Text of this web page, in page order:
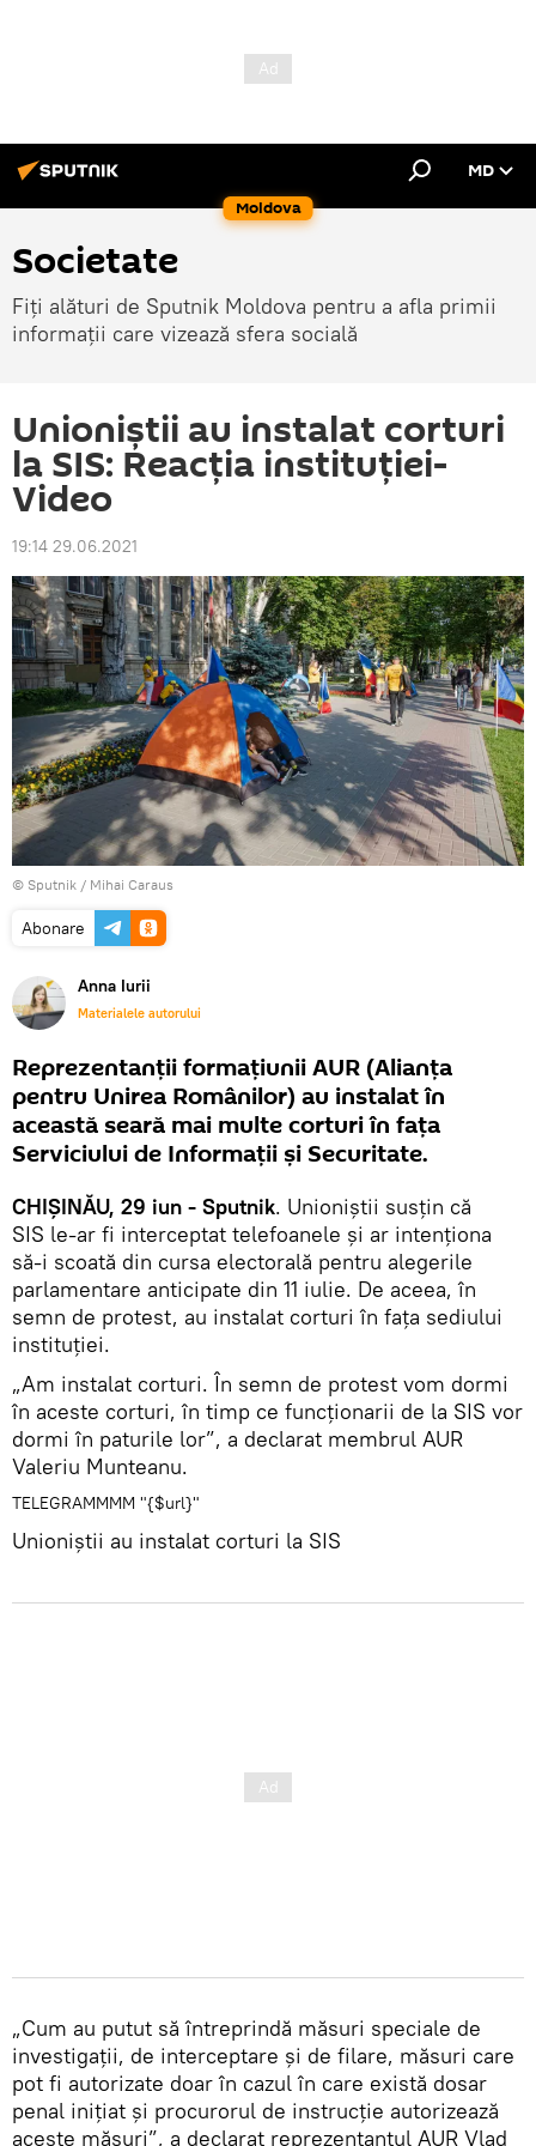
Moldova
MD
Societate
Fiți alături de Sputnik Moldova pentru a afla primii
informații care vizează sfera socială
Unioniștii au instalat corturi
la SIS: Reacția instituției-
Video
19:14 29.06.2021
© Sputnik / Mihai Caraus
Abonare
Anna Iurii
Materialele autorului
Reprezentanții formațiunii AUR (Alianța
pentru Unirea Românilor) au instalat în
această seară mai multe corturi în fața
Serviciului de Informații și Securitate.
CHIȘINĂU, 29 iun - Sputnik. Unioniștii susțin că
SIS le-ar fi interceptat telefoanele și ar intenționa
să-i scoată din cursa electorală pentru alegerile
parlamentare anticipate din 11 iulie. De aceea, în
semn de protest, au instalat corturi în fața sediului
instituției.
„Am instalat corturi. În semn de protest vom dormi
în aceste corturi, în timp ce funcționarii de la SIS vor
dormi în paturile lor”, a declarat membrul AUR
Valeriu Munteanu.
TELEGRAMMMM "{$url}"
Unioniștii au instalat corturi la SIS
„Cum au putut să întreprindă măsuri speciale de
investigații, de interceptare și de filare, măsuri care
pot fi autorizate doar în cazul în care există dosar
penal inițiat și procurorul de instrucție autorizează
aceste măsuri”, a declarat reprezentantul AUR Vlad